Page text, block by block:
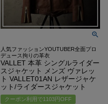
人気ファッションYOUTUBER全面プロ
デュース拘りの革衣
VALLET 本革 シングルライダー
スジャケット メンズ ヴァレッ
ト VALLET01AN レザージャケ
ット/ライダースジャケット
クーポン利用で1103円OFF